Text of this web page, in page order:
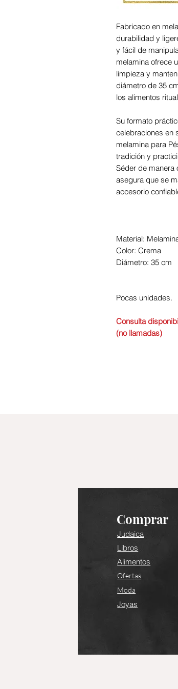
Fabricado en
durabilidad y
y fácil de
melamina ofrece
limpieza y
diámetro de 35
los alimentos
Su formato
celebraciones en
melamina para
tradición y
Séder de manera
asegura que se
accesorio
Material:
Color: Crema
Diámetro: 35 cm
Pocas unidades.
Consulta
(no llamadas)
Comprar
Judaica
Libros
Alimentos
Ofertas
Moda
Joyas